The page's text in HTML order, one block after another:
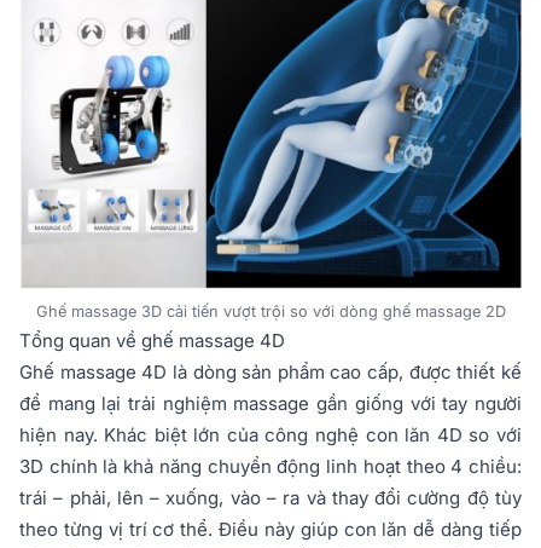
Ghế massage 3D cải tiến vượt trội so với dòng ghế massage 2D
Tổng quan về ghế massage 4D
Ghế massage 4D là dòng sản phẩm cao cấp, được thiết kế
để mang lại trải nghiệm massage gần giống với tay người
hiện nay. Khác biệt lớn của công nghệ con lăn 4D so với
3D chính là khả năng chuyển động linh hoạt theo 4 chiều:
trái – phải, lên – xuống, vào – ra và thay đổi cường độ tùy
theo từng vị trí cơ thể. Điều này giúp con lăn dễ dàng tiếp